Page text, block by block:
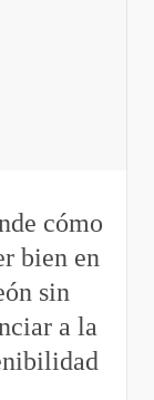
cómo
bien en
sin
a la